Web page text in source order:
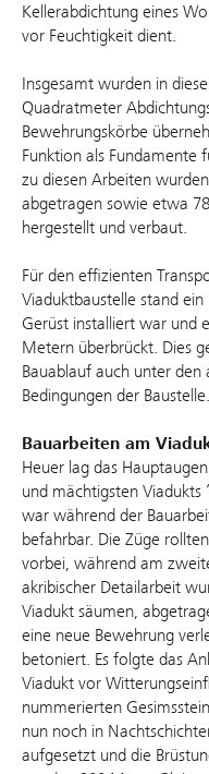
Kellerabdichtung eines
vor Feuchtigkeit dient.
Insgesamt wurden in
Quadratmeter
Bewehrungskörbe
Funktion als Fundamente
zu diesen Arbeiten
abgetragen sowie etwa
hergestellt und verbaut.
Für den effizienten
Viaduktbaustelle stand
Gerüst installiert war und
Metern überbrückt. Dies
Bauablauf auch unter den
Bedingungen der Baustelle.
Bauarbeiten am
Heuer lag das
und mächtigsten Viadukts
war während der
befahrbar. Die Züge
vorbei, während am
akribischer Detailarbeit
Viadukt säumen,
eine neue Bewehrung
betoniert. Es folgte das
Viadukt vor
nummerierten
nun noch in
aufgesetzt und die